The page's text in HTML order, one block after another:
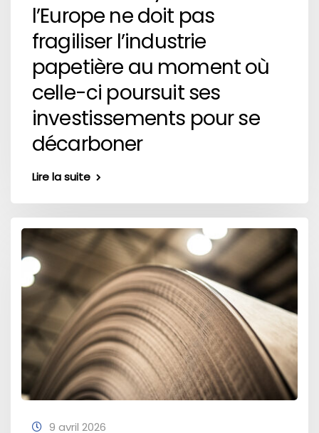
l’Europe ne doit pas
fragiliser l’industrie
papetière au moment où
celle-ci poursuit ses
investissements pour se
décarboner
Lire la suite
9 avril 2026